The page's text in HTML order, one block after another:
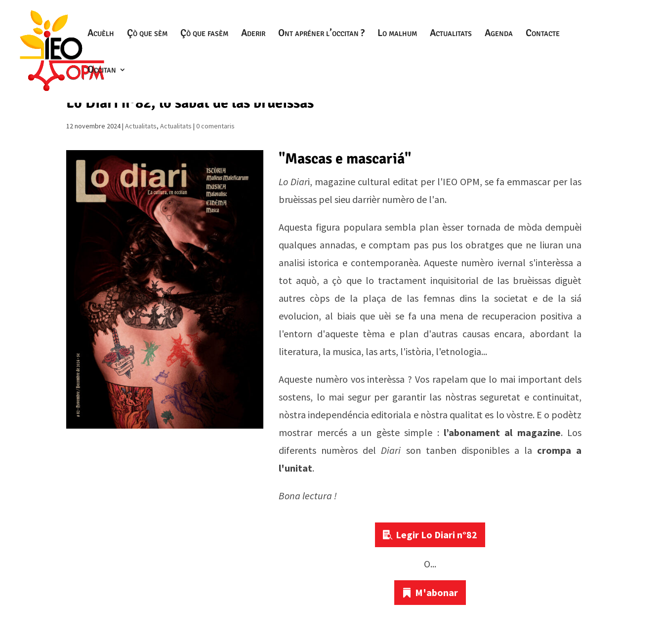
Acuèlh Çò que sèm Çò que fasèm Aderir Ont apréner l’occitan ? Lo malhum Actualitats Agenda Contacte
Occitan
Lo Diari n°82, lo sabat de las bruèissas
12 novembre 2024|Actualitats,Actualitats |0 comentaris
"Mascas e mascariá"
Lo Diari, magazine cultural editat per l'IEO OPM, se fa emmascar per las
bruèissas pel sieu darrièr numèro de l'an.
Aquesta figura populara sembla plan èsser tornada de mòda dempuèi
qualques annadas, e comptam pas pus los obratges que ne liuran una
analisi istorica e contemporanèa. Aqueste numèro ivernal s'interèssa a
tot aquò, a çò que lo tractament inquisitorial de las bruèissas diguèt
autres còps de la plaça de las femnas dins la societat e de la siá
evolucion, al biais que uèi se fa una mena de recuperacion positiva a
l'entorn d'aqueste tèma e plan d'autras causas encara, abordant la
literatura, la musica, las arts, l'istòria, l'etnologia...
Aqueste numèro vos interèssa ? Vos rapelam que lo mai important dels
sostens, lo mai segur per garantir las nòstras seguretat e continuitat,
nòstra independéncia editoriala e nòstra qualitat es lo vòstre. E o podètz
mostrar mercés a un gèste simple : l’abonament al magazine. Los
diferents numèros delDiari son tanben disponibles a la crompa a
l'unitat.
Bona lectura !
Legir Lo Diari n°82
O...
M'abonar